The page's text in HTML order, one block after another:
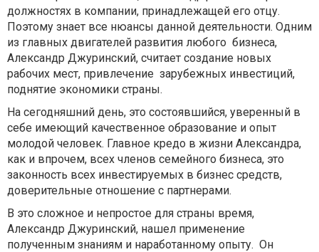
должностях в компании, принадлежащей его отцу.
Поэтому знает все нюансы данной деятельности. Одним
из главных двигателей развития любого бизнеса,
Александр Джуринский, считает создание новых
рабочих мест, привлечение зарубежных инвестиций,
поднятие экономики страны.
На сегодняшний день, это состоявшийся, уверенный в
себе имеющий качественное образование и опыт
молодой человек. Главное кредо в жизни Александра,
как и впрочем, всех членов семейного бизнеса, это
законность всех инвестируемых в бизнес средств,
доверительные отношение с партнерами.
В это сложное и непростое для страны время,
Александр Джуринский, нашел применение
полученным знаниям и наработанному опыту. Он